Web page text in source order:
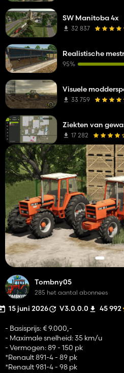
Tombny05
285 het aantal abonnees
15 juni 2026 V3.0.0.0 45 992
- Basisprijs: € 9.000,-
- Maximale snelheid: 35 km/u
- Vermogen: 89 - 150 pk
*Renault 891-4 - 89 pk
*Renault 981-4 - 98 pk
SW Manitoba 4x
32 837
Realistische
95%
Visuele
33 759
Ziekten van
17 282